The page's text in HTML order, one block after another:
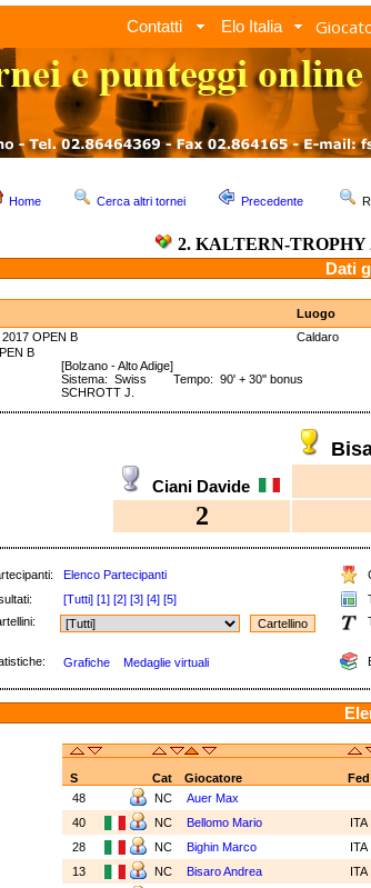
Contatti Elo Italia
Home Cerca altri tornei Precedente
2. KALTERN-TROPHY
Dati
Luogo
OPEN B Caldaro
OPEN B
[Bolzano - Alto Adige]
Sistema: Swiss Tempo: 90' + 30'' bonus
SCHROTT J.
Ciani Davide
2
Elenco Partecipanti
[Tutti] [1] [2] [3] [4] [5]
Grafiche Medaglie virtuali
S
Cat Giocatore Fed
48
NC Auer Max
40
NC Bellomo Mario ITA
28
NC Bighin Marco ITA
13
NC Bisaro Andrea ITA